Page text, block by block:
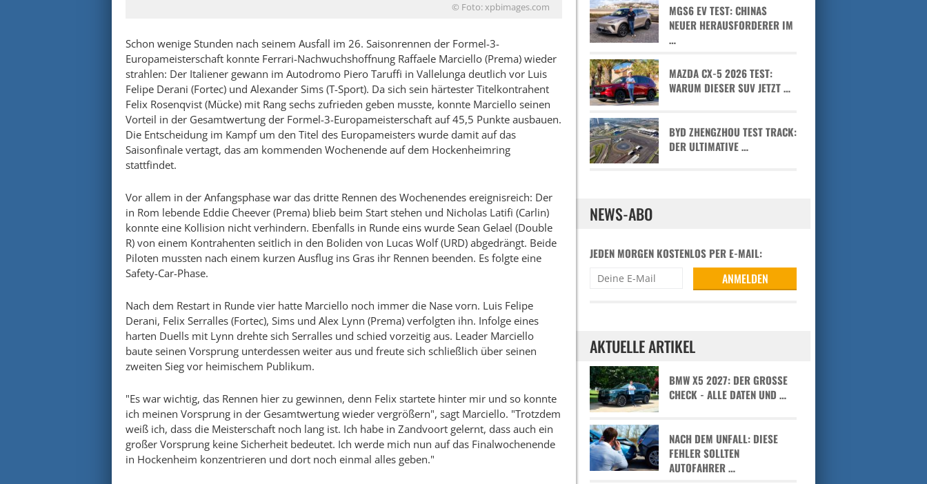
© Foto: xpbimages.com
Schon wenige Stunden nach seinem Ausfall im 26. Saisonrennen der Formel-3-
Europameisterschaft konnte Ferrari-Nachwuchshoffnung Raffaele Marciello (Prema) wieder
strahlen: Der Italiener gewann im Autodromo Piero Taruffi in Vallelunga deutlich vor Luis
Felipe Derani (Fortec) und Alexander Sims (T-Sport). Da sich sein härtester Titelkontrahent
Felix Rosenqvist (Mücke) mit Rang sechs zufrieden geben musste, konnte Marciello seinen
Vorteil in der Gesamtwertung der Formel-3-Europameisterschaft auf 45,5 Punkte ausbauen.
Die Entscheidung im Kampf um den Titel des Europameisters wurde damit auf das
Saisonfinale vertagt, das am kommenden Wochenende auf dem Hockenheimring
stattfindet.
Vor allem in der Anfangsphase war das dritte Rennen des Wochenendes ereignisreich: Der
in Rom lebende Eddie Cheever (Prema) blieb beim Start stehen und Nicholas Latifi (Carlin)
konnte eine Kollision nicht verhindern. Ebenfalls in Runde eins wurde Sean Gelael (Double
R) von einem Kontrahenten seitlich in den Boliden von Lucas Wolf (URD) abgedrängt. Beide
Piloten mussten nach einem kurzen Ausflug ins Gras ihr Rennen beenden. Es folgte eine
Safety-Car-Phase.
Nach dem Restart in Runde vier hatte Marciello noch immer die Nase vorn. Luis Felipe
Derani, Felix Serralles (Fortec), Sims und Alex Lynn (Prema) verfolgten ihn. Infolge eines
harten Duells mit Lynn drehte sich Serralles und schied vorzeitig aus. Leader Marciello
baute seinen Vorsprung unterdessen weiter aus und freute sich schließlich über seinen
zweiten Sieg vor heimischem Publikum.
"Es war wichtig, das Rennen hier zu gewinnen, denn Felix startete hinter mir und so konnte
ich meinen Vorsprung in der Gesamtwertung wieder vergrößern", sagt Marciello. "Trotzdem
weiß ich, dass die Meisterschaft noch lang ist. Ich habe in Zandvoort gelernt, dass auch ein
großer Vorsprung keine Sicherheit bedeutet. Ich werde mich nun auf das Finalwochenende
in Hockenheim konzentrieren und dort noch einmal alles geben."
MGS6 EV TEST: CHINAS
NEUER HERAUSFORDERER IM
…
MAZDA CX-5 2026 TEST:
WARUM DIESER SUV JETZT …
BYD ZHENGZHOU TEST TRACK:
DER ULTIMATIVE …
NEWS-ABO
JEDEN MORGEN KOSTENLOS PER E-MAIL:
AKTUELLE ARTIKEL
BMW X5 2027: DER GROSSE C
HECK - ALLE DATEN UND …
NACH DEM UNFALL: DIESE
FEHLER SOLLTEN
AUTOFAHRER …